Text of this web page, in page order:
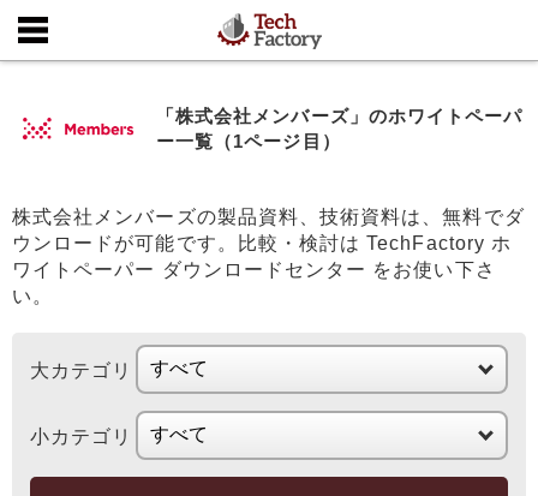
「株式会社メンバーズ」のホワイトペーパ
ー一覧（1ページ目）
株式会社メンバーズの製品資料、技術資料は、無料でダ
ウンロードが可能です。比較・検討は TechFactory ホ
ワイトペーパー ダウンロードセンター をお使い下さ
い。
大カテゴリ
小カテゴリ